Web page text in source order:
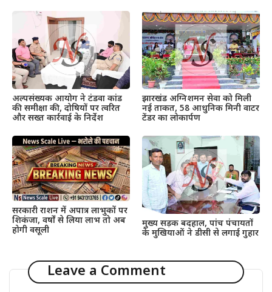
अल्पसंख्यक आयोग ने टंडवा कांड
की समीक्षा की, दोषियों पर त्वरित
और सख्त कार्रवाई के निर्देश
झारखंड अग्निशमन सेवा को मिली
नई ताकत, 58 आधुनिक मिनी वाटर
टेंडर का लोकार्पण
सरकारी राशन में अपात्र लाभुकों पर
शिकंजा, वर्षों से लिया लाभ तो अब
होगी वसूली
मुख्य सड़क बदहाल, पांच पंचायतों
के मुखियाओं ने डीसी से लगाई गुहार
Leave a Comment